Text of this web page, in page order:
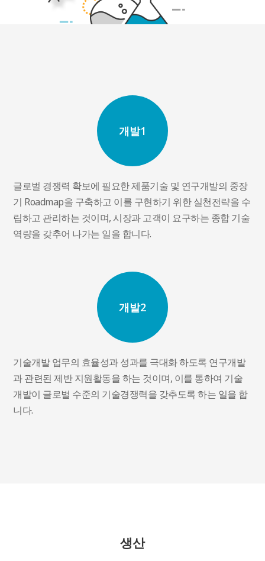
개발1
글로벌 경쟁력 확보에 필요한 제품기술 및 연구개발의 중장
기 Roadmap을 구축하고 이를 구현하기 위한 실천전략을 수
립하고 관리하는 것이며, 시장과 고객이 요구하는 종합 기술
역량을 갖추어 나가는 일을 합니다.
개발2
기술개발 업무의 효율성과 성과를 극대화 하도록 연구개발
과 관련된 제반 지원활동을 하는 것이며, 이를 통하여 기술
개발이 글로벌 수준의 기술경쟁력을 갖추도록 하는 일을 합
니다.
생산